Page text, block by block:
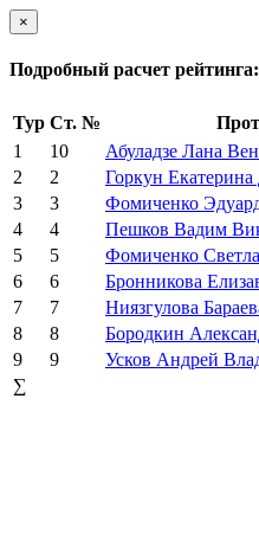
×
Подробный расчет
Тур Ст. №
1
10 Абуладзе Лана
2
2 Горкун
3
3 Фомиченко
4
4 Пешков Вадим
5
5 Фомиченко
6
6 Бронникова
7
7 Ниязгулова
8
8 Бородкин
9
9 Усков Андрей
∑